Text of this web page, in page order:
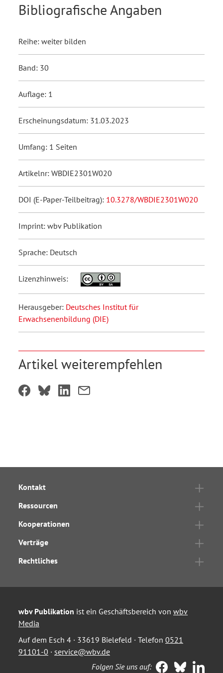
Bibliografische Angaben
Reihe: weiter bilden
Band: 30
Auflage: 1
Erscheinungsdatum: 31.03.2023
Umfang: 1 Seiten
Artikelnr: WBDIE2301W020
DOI (E-Paper-Teilbeitrag): 10.3278/WBDIE2301W020
Imprint: wbv Publikation
Sprache: Deutsch
Lizenzhinweis:
Herausgeber: Deutsches Institut für
Erwachsenenbildung (DIE)
Artikel weiterempfehlen
Kontakt
Ressourcen
Kooperationen
Verträge
Rechtliches
wbv Publikation ist ein Geschäftsbereich von wbv
Media
Auf dem Esch 4 · 33619 Bielefeld · Telefon 0521
91101-0 · service@wbv.de
Folgen Sie uns auf: